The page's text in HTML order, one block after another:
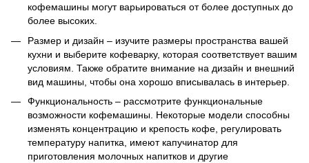
кофемашины могут варьироваться от более доступных до
более высоких.
Размер и дизайн – изучите размеры пространства вашей
кухни и выберите кофеварку, которая соответствует вашим
условиям. Также обратите внимание на дизайн и внешний
вид машины, чтобы она хорошо вписывалась в интерьер.
Функциональность – рассмотрите функциональные
возможности кофемашины. Некоторые модели способны
изменять концентрацию и крепость кофе, регулировать
температуру напитка, имеют капучинатор для
приготовления молочных напитков и другие